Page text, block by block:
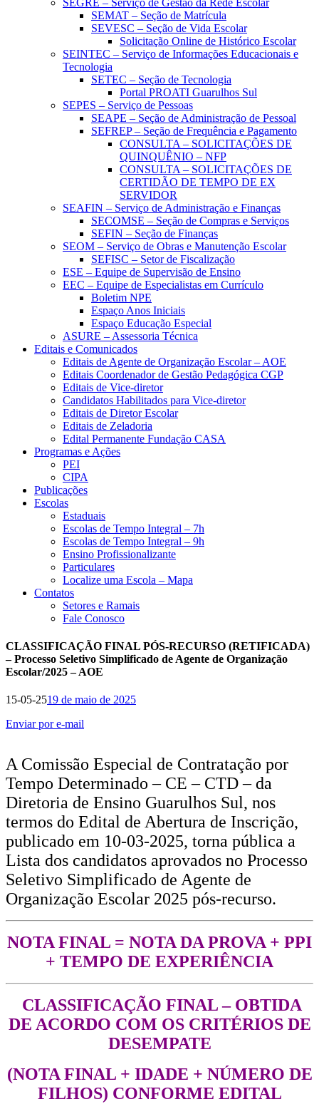
SEMAT – Seção de Matrícula
SEVESC – Seção de Vida Escolar
Solicitação Online de Histórico Escolar
SEINTEC – Serviço de Informações Educacionais e
Tecnologia
SETEC – Seção de Tecnologia
Portal PROATI Guarulhos Sul
SEPES – Serviço de Pessoas
SEAPE – Seção de Administração de Pessoal
SEFREP – Seção de Frequência e Pagamento
CONSULTA – SOLICITAÇÕES DE
QUINQUÊNIO – NFP
CONSULTA – SOLICITAÇÕES DE
CERTIDÃO DE TEMPO DE EX
SERVIDOR
SEAFIN – Serviço de Administração e Finanças
SECOMSE – Seção de Compras e Serviços
SEFIN – Seção de Finanças
SEOM – Serviço de Obras e Manutenção Escolar
SEFISC – Setor de Fiscalização
ESE – Equipe de Supervisão de Ensino
EEC – Equipe de Especialistas em Currículo
Boletim NPE
Espaço Anos Iniciais
Espaço Educação Especial
ASURE – Assessoria Técnica
Editais e Comunicados
Editais de Agente de Organização Escolar – AOE
Editais Coordenador de Gestão Pedagógica CGP
Editais de Vice-diretor
Candidatos Habilitados para Vice-diretor
Editais de Diretor Escolar
Editais de Zeladoria
Edital Permanente Fundação CASA
Programas e Ações
PEI
CIPA
Publicações
Escolas
Estaduais
Escolas de Tempo Integral – 7h
Escolas de Tempo Integral – 9h
Ensino Profissionalizante
Particulares
Localize uma Escola – Mapa
Contatos
Setores e Ramais
Fale Conosco
CLASSIFICAÇÃO FINAL PÓS-RECURSO (RETIFICADA)
– Processo Seletivo Simplificado de Agente de Organização
Escolar/2025 – AOE
15-05-2519 de maio de 2025
Enviar por e-mail
A Comissão Especial de Contratação por
Tempo Determinado – CE – CTD – da
Diretoria de Ensino Guarulhos Sul, nos
termos do Edital de Abertura de Inscrição,
publicado em 10-03-2025, torna pública a
Lista dos candidatos aprovados no Processo
Seletivo Simplificado de Agente de
Organização Escolar 2025 pós-recurso.
NOTA FINAL = NOTA DA PROVA + PPI
+ TEMPO DE EXPERIÊNCIA
CLASSIFICAÇÃO FINAL – OBTIDA
DE ACORDO COM OS CRITÉRIOS DE
DESEMPATE
(NOTA FINAL + IDADE + NÚMERO DE
FILHOS) CONFORME EDITAL